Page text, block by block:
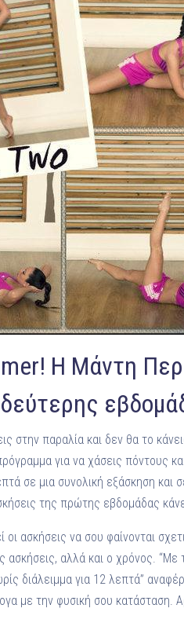
Η Μάντη
στην παραλία και δεν θα το
για να χάσεις πόντους
σε μια συνολική εξάσκηση
της πρώτης εβδομάδας
ασκήσεις να σου φαίνονται
ασκήσεις, αλλά και ο χρόνος.
διάλειμμα για 12 λεπτά”
με την φυσική σου κατάσταση.